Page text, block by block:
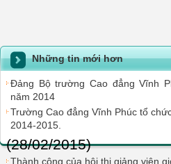
Những tin mới hơn
Đảng Bộ trường Cao đẳng Vĩnh
năm 2014
Trường Cao đẳng Vĩnh Phúc tổ
2014-2015.
(28/02/2015)
Thành công của hội thi giảng viên